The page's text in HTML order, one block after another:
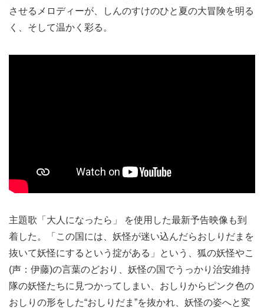
させるメロディーが、しんのすけのひと夏の大冒険を明る
く、そして温かく彩る。
主題歌「大人になったら」 を使用した最新予告映像も到
着した。「この国には、妖怪が迷い込んだらおしりだまを
抜いて妖怪にするという掟がある」という、狐の妖怪やこ
(声：伊藤)の言葉のどおり、妖怪の国でうっかり治安維持
隊の妖怪たちに見つかってしまい、おしりからピンク色の
おしりの形をした“おしりだま”を抜かれ、妖怪の姿へと変